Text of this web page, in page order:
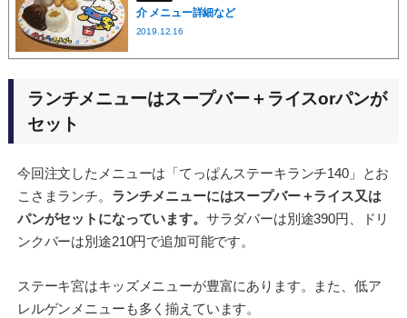
介 メニュー詳細など
2019.12.16
ランチメニューはスープバー＋ライスorパンが
セット
今回注文したメニューは「てっぱんステーキランチ140」とお
こさまランチ。 ランチメニューにはスープバー＋ライス又は
パンがセットになっています。 サラダバーは別途390円、ドリ
ンクバーは別途210円で追加可能です。
ステーキ宮はキッズメニューが豊富にあります。また、低ア
レルゲンメニューも多く揃えています。